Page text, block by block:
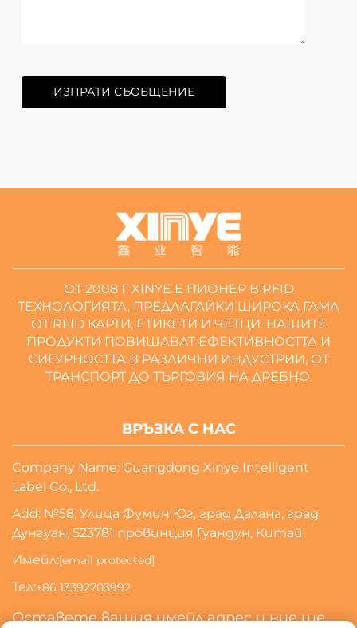
ИЗПРАТИ СЪОБЩЕНИЕ
ОТ 2008 Г. XINYE Е ПИОНЕР В RFID
ТЕХНОЛОГИЯТА, ПРЕДЛАГАЙКИ ШИРОКА ГАМА
ОТ RFID КАРТИ, ЕТИКЕТИ И ЧЕТЦИ. НАШИТЕ
ПРОДУКТИ ПОВИШАВАТ ЕФЕКТИВНОСТТА И
СИГУРНОСТТА В РАЗЛИЧНИ ИНДУСТРИИ, ОТ
ТРАНСПОРТ ДО ТЪРГОВИЯ НА ДРЕБНО.
ВРЪЗКА С НАС
Company Name: Guangdong Xinye Intelligent
Label Co., Ltd.
Add: №58, Улица Фумин Юг, град Даланг, град
Дунгуан, 523781 провинция Гуандун, Китай.
Имейл:[email protected]
Тел:+86 13392703992
Оставете вашия имейл адрес и ние ще